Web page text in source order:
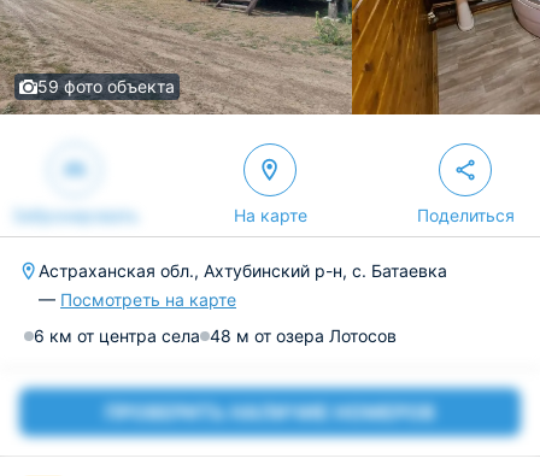
59 фото объекта
Забронировать На карте Поделиться
Астраханская обл., Ахтубинский р-н, с. Батаевка
— Посмотреть на карте
6 км от центра села 48 м от озера Лотосов
ПРОВЕРИТЬ НАЛИЧИЕ НОМЕРОВ